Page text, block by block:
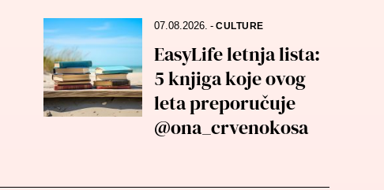
07.08.2026.-CULTURE
EasyLife letnja lista:
5 knjiga koje ovog
leta preporučuje
@ona_crvenokosa